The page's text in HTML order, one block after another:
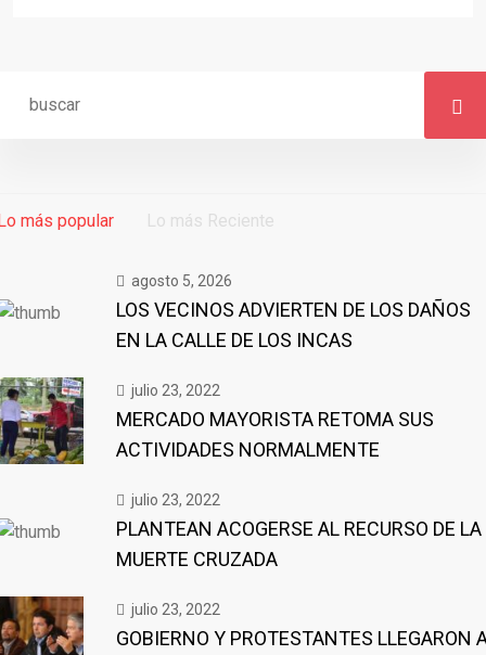
más popular Lo más Reciente
agosto 5, 2026
LOS VECINOS ADVIERTEN DE LOS DAÑOS
EN LA CALLE DE LOS INCAS
julio 23, 2022
MERCADO MAYORISTA RETOMA SUS
ACTIVIDADES NORMALMENTE
julio 23, 2022
PLANTEAN ACOGERSE AL RECURSO DE LA
MUERTE CRUZADA
julio 23, 2022
GOBIERNO Y PROTESTANTES LLEGARON